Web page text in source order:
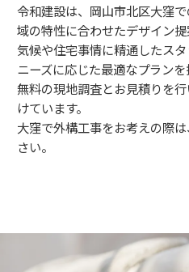
令和建設は、岡山市北区大窪
域の特性に合わせたデザイン提
気候や住宅事情に精通したス
ニーズに応じた最適なプランを
無料の現地調査とお見積りを
けています。
大窪で外構工事をお考えの際
さい。